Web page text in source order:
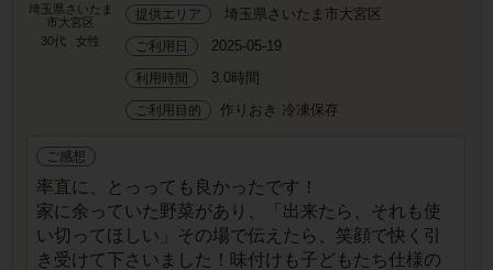
埼玉県さいたま
市大宮区
30代
女性
提供エリア 埼玉県さいたま市大宮区
ご利用日 2025-05-19
利用時間 3.0時間
ご利用目的 作りおき 冷凍保存
ご感想
率直に、とっっても良かったです！
家に余っていた野菜があり、「出来たら、それも使
い切ってほしい」その場で伝えたら、笑顔で快く引
き受けて下さいました！味付けも子どもたち仕様の